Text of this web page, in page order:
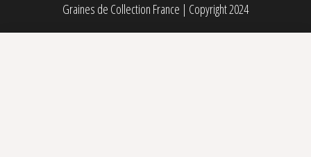
Graines de Collection France | Copyright 2024